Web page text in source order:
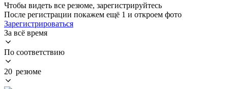
Чтобы видеть все резюме, зарегистрируйтесь
После регистрации покажем ещё 1 и откроем фото
Зарегистрироваться
За всё время
По соответствию
20 резюме